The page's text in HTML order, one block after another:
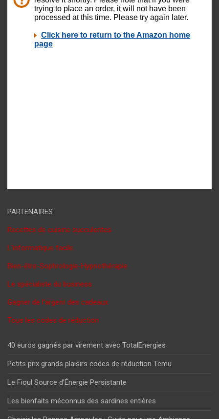
PARTENAIRES
Recettes de cuisine succulentes
L'informatique facile
Bien-être-Sophrologie-Hypnothérapie
Le spécialiste du business
Gagner de l'argent des cadeaux
Tous les codes de réduction
40 euros gagnés par virement avec TotalEnergies
Petits prix grands plaisirs codes de réduction Temu
Le Fioul Source d’Énergie Persistante
Les bienfaits méconnus des sardines entières